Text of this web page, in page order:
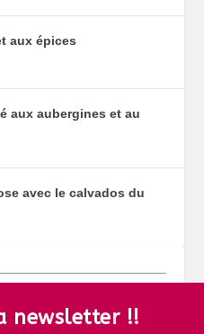
aux épices
aux aubergines et au
avec le calvados du
newsletter !!